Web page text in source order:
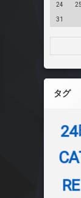
24 25
31
タグ